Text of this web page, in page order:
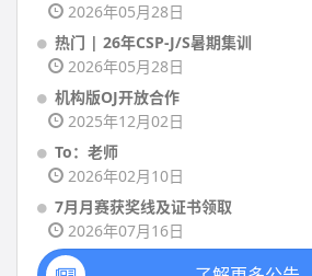
2026年05月28日
热门 | 26年CSP-J/S暑期集训
2026年05月28日
机构版OJ开放合作
2025年12月02日
To：老师
2026年02月10日
7月月赛获奖线及证书领取
2026年07月16日